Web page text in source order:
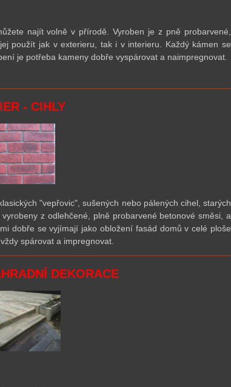
najít volně v přírodě. Vyroben je z pně probarvené,
použít jak v exterieru, tak i v interieru. Každý kámen se
je potřeba kameny dobře vyspárovat a naimpregnovat.
- CIHLY
"vepřovic", sušených nebo pálených cihel, starých
z odlehčené, plně probarvené betonové směsi, a
dobře se vyjímají jako obložení fasád domů v celé ploše
spárovat a impregnovat.
DEKORACE